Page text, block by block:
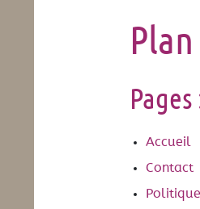
Pages
Accueil
Contact